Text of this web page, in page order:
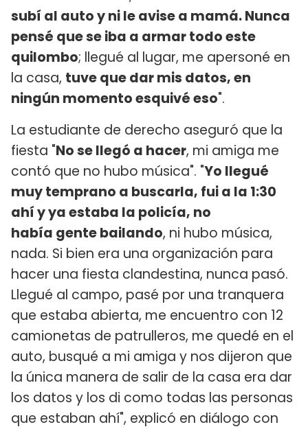
subí al auto y ni le avise a mamá. Nunca
pensé que se iba a armar todo este
quilombo; llegué al lugar, me apersoné en
la casa, tuve que dar mis datos, en
ningún momento esquivé eso".
La estudiante de derecho aseguró que la
fiesta "No se llegó a hacer, mi amiga me
contó que no hubo música". "Yo llegué
muy temprano a buscarla, fui a la 1:30
ahí y ya estaba la policía, no
había gente bailando, ni hubo música,
nada. Si bien era una organización para
hacer una fiesta clandestina, nunca pasó.
Llegué al campo, pasé por una tranquera
que estaba abierta, me encuentro con 12
camionetas de patrulleros, me quedé en el
auto, busqué a mi amiga y nos dijeron que
la única manera de salir de la casa era dar
los datos y los di como todas las personas
que estaban ahí", explicó en diálogo con